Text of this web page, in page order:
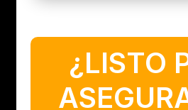
¿LISTO